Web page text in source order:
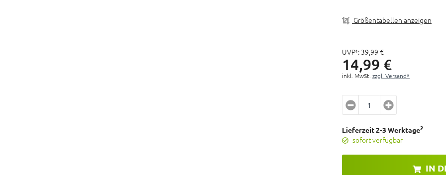
Größentabellen anzeigen
UVP¹: 39,99 €
14,99 €
inkl. MwSt. zzgl. Versand*
Lieferzeit 2-3 Werktage2
sofort verfügbar
IN